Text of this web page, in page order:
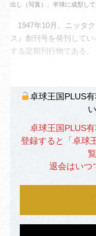
出し（写真）、半球に成型し
1947年10月、ニッタ
ス』創刊号を発刊して
する定期刊行物である。
卓球王国PLUS
卓球王国PLUS
登録すると「卓球
退会はいつ